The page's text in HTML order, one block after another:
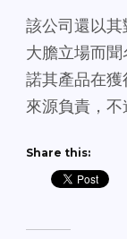
該公司還以
大膽立場而
諾其產品在
來源負責，不
Share this: